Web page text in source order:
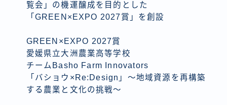
覧会」の機運醸成を目的とした
「GREEN×EXPO 2027賞」を創設
GREEN×EXPO 2027賞
愛媛県立大洲農業高等学校
チームBasho Farm Innovators
「バショウ×Re:Design」～地域資源を再構築
する農業と文化の挑戦～